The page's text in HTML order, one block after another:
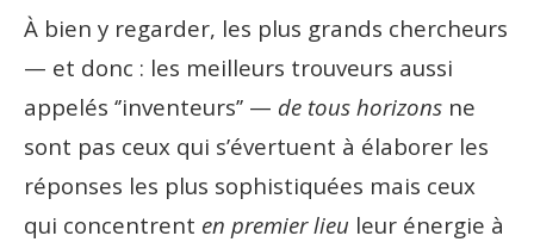
À bien y regarder, les plus grands chercheurs
— et donc : les meilleurs trouveurs aussi
appelés ‘’inventeurs’’ — de tous horizons ne
sont pas ceux qui s’évertuent à élaborer les
réponses les plus sophistiquées mais ceux
qui concentrent en premier lieu leur énergie à